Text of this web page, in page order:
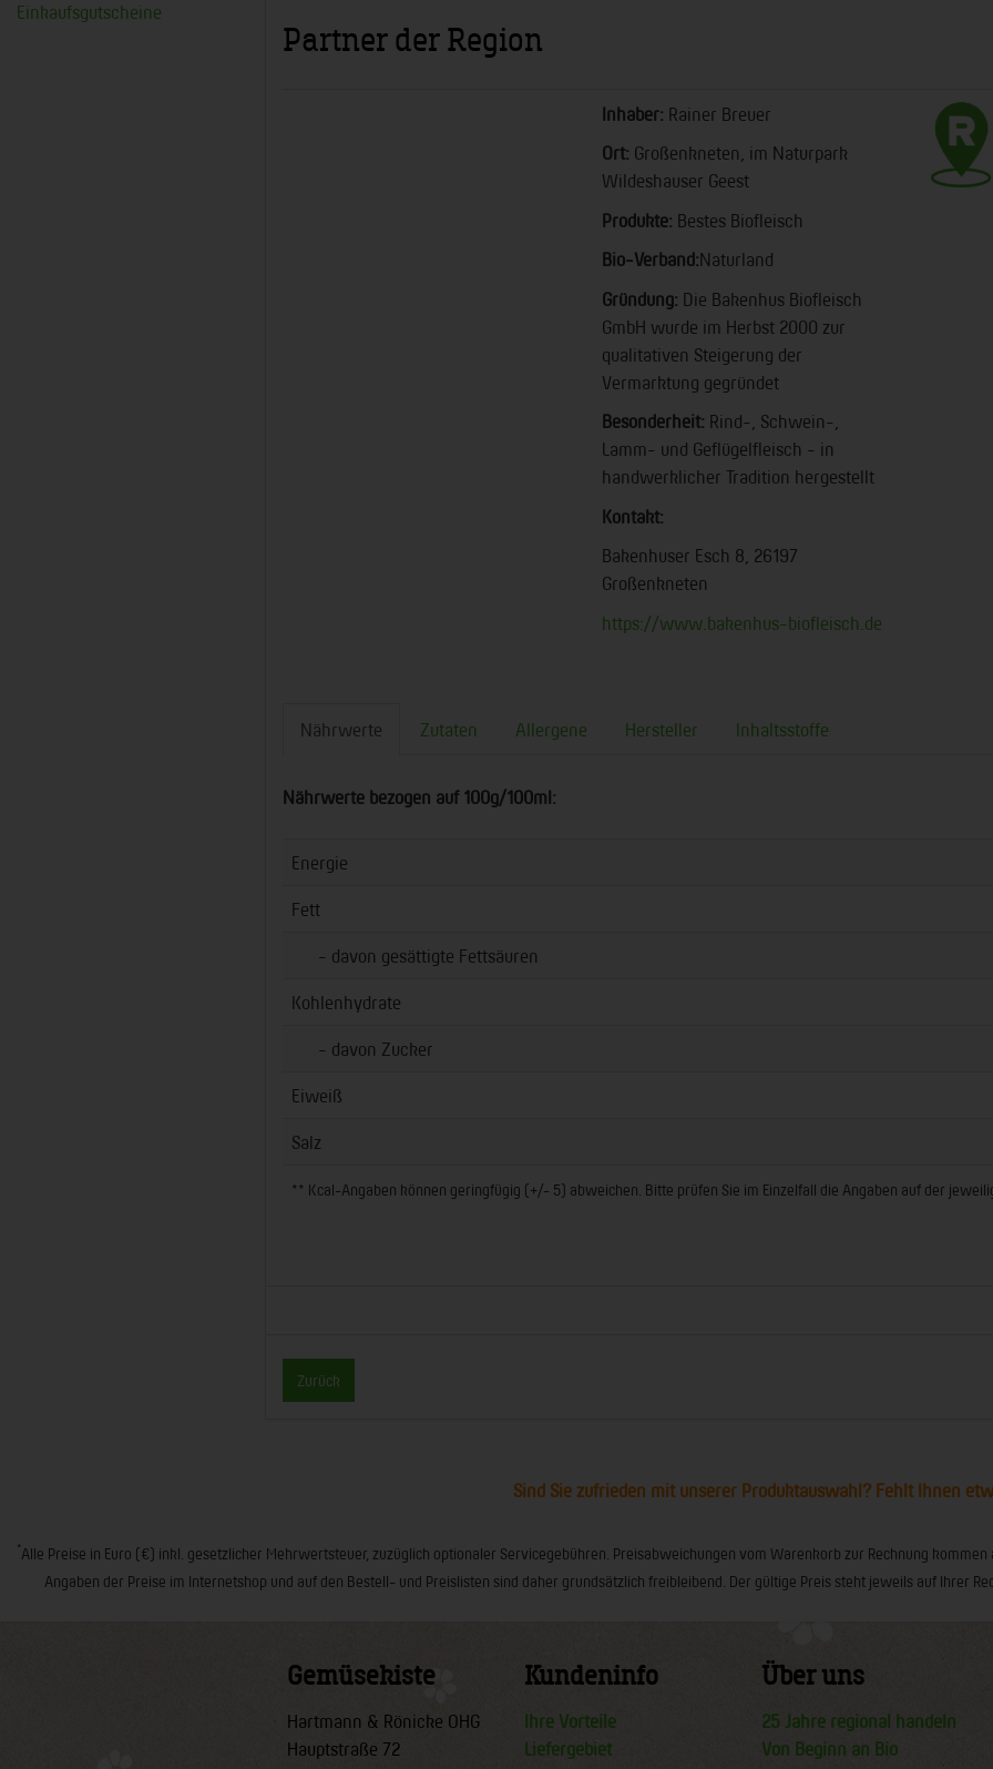
Einkaufsgutscheine
Partner der Region
Inhaber: Rainer Breuer
Ort: Großenkneten, im Naturpark
Wildeshauser Geest
Produkte: Bestes Biofleisch
Bio-Verband:Naturland
Gründung: Die Bakenhus Biofleisch
GmbH wurde im Herbst 2000 zur
qualitativen Steigerung der
Vermarktung gegründet
Besonderheit: Rind-, Schwein-,
Lamm- und Geflügelfleisch - in
handwerklicher Tradition hergestellt
Kontakt:
Bakenhuser Esch 8, 26197
Großenkneten
https://www.bakenhus-biofleisch.de
Nährwerte Zutaten Allergene Hersteller Inhaltsstoffe
Nährwerte bezogen auf 100g/100ml:
Energie
Fett
- davon gesättigte Fettsäuren
Kohlenhydrate
- davon Zucker
Eiweiß
Salz
** Kcal-Angaben können geringfügig (+/- 5) abweichen. Bitte prüfen Sie im Einzelfall die Angaben auf der
Zurück
Sind Sie zufrieden mit unserer Produktauswahl? Fehlt Ihnen
*Alle Preise in Euro (€) inkl. gesetzlicher Mehrwertsteuer, zuzüglich optionaler Servicegebühren. Preisabweichungen vom Warenkorb zur Rechnung
Angaben der Preise im Internetshop und auf den Bestell- und Preislisten sind daher grundsätzlich freibleibend. Der gültige Preis steht jeweils auf Ihrer
Gemüsekiste
Hartmann & Rönicke OHG
Hauptstraße 72
Kundeninfo
Ihre Vorteile
Liefergebiet
Über uns
25 Jahre regional handeln
Von Beginn an Bio